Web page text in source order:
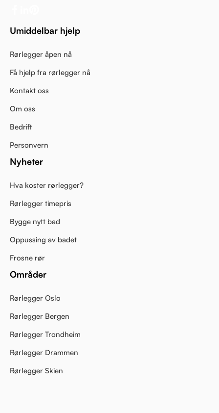
Umiddelbar hjelp
Rørlegger åpen nå
Få hjelp fra rørlegger nå
Kontakt oss
Om oss
Bedrift
Personvern
Nyheter
Hva koster rørlegger?
Rørlegger timepris
Bygge nytt bad
Oppussing av badet
Frosne rør
Områder
Rørlegger Oslo
Rørlegger Bergen
Rørlegger Trondheim
Rørlegger Drammen
Rørlegger Skien